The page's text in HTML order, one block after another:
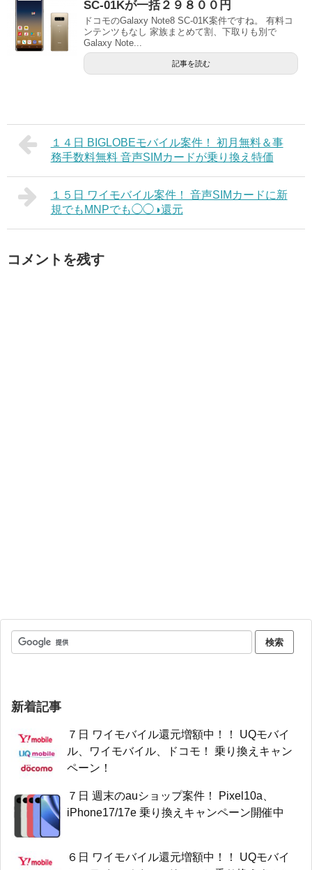
SC-01Kが一括２９８００円
ドコモのGalaxy Note8 SC-01K案件ですね。 有料コ
ンテンツもなし 家族まとめて割、下取りも別で
Galaxy Note...
記事を読む
１４日 BIGLOBEモバイル案件！ 初月無料＆事
務手数料無料 音声SIMカードが乗り換え特価
１５日 ワイモバイル案件！ 音声SIMカードに新
規でもMNPでも◯◯◑還元
コメントを残す
新着記事
７日 ワイモバイル還元増額中！！ UQモバイ
ル、ワイモバイル、ドコモ！ 乗り換えキャン
ペーン！
７日 週末のauショップ案件！ Pixel10a、
iPhone17/17e 乗り換えキャンペーン開催中
６日 ワイモバイル還元増額中！！ UQモバイ